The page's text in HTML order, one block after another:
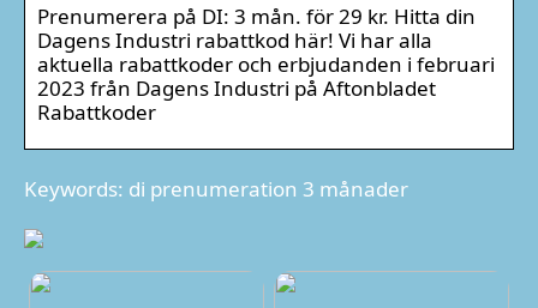
Prenumerera på DI: 3 mån. för 29 kr. Hitta din
Dagens Industri rabattkod här! Vi har alla
aktuella rabattkoder och erbjudanden i februari
2023 från Dagens Industri på Aftonbladet
Rabattkoder
Keywords: di prenumeration 3 månader